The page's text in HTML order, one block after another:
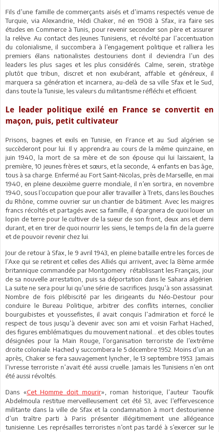
Fils d’une famille de commerçants aisés et d’imams respectés venue de
Turquie, via Alexandrie, Hédi Chaker, né en 1908 à Sfax, ira faire ses
études en Commerce à Tunis, pour revenir seconder son père et assurer
la relève. Au contact des Jeunes Tunisiens, et révolté par l’accentuation
du colonialisme, il succombera à l’engagement politique et ralliera les
premiers élans nationalistes destouriens dont il deviendra l’un des
leaders les plus sages et les plus considérés. Calme, serein, stratège
plutôt que tribun, discret et non exubérant, affable et généreux, il
marquera sa génération et incarnera, au-delà de sa ville Sfax et le Sud,
dans toute la Tunisie, les valeurs du militantisme réfléchi et efficient.
Le leader politique exilé en France se convertit en
maçon, puis, petit cultivateur
Prisons, bagnes et exils en Tunisie, en France et au Sud algérien se
succèderont pour lui. Il y apprendra au cours de la même quinzaine, en
juin 1940, la mort de sa mère et de son épouse qui lui laissaient, la
première, 10 jeunes frères et sœurs, et la seconde, 4 enfants en bas âge,
tous à sa charge. Enfermé au Fort Saint-Nicolas, près de Marseille, en mai
1940, en pleine deuxième guerre mondiale, il n’en sortira, en novembre
1940, sous l’occupation que pour aller travailler à Trets, dans les Bouches
du Rhône, comme ouvrier sur un chantier de bâtiment. Avec les maigres
francs récoltés et partagés avec sa famille, il épargnera de quoi louer un
lopin de terre pour le cultiver de la sueur de son front, deux ans et demi
durant, et en tirer de quoi nourrir les siens, le temps de la fin de la guerre
et de pouvoir revenir chez lui.
Jour de retour à Sfax, le 9 avril 1943, en pleine bataille entre les forces de
l’Axe qui se retirent et celles des Alliés qui arrivent, avec la 8ème armée
britannique commandée par Montgomery rétablissant les Français, jour
de sa nouvelle arrestation, puis sa déportation dans le Sahara algérien.
La suite ne sera pour lui qu’une série de sacrifices. Jusqu’à son assassinat.
Nombre de fois plébiscité par les dirigeants du Néo-Destour pour
conduire le Bureau Politique, arbitrer des conflits internes, concilier
bourguibistes et youssefistes, il avait conquis l’admiration et forcé le
respect de tous jusqu’à devenir avec son ami et voisin Farhat Hached,
des figures emblématiques du mouvement national… et des cibles toutes
désignées pour la Main Rouge, l’organisation terroriste de l’extrême
droite coloniale. Hached y succombera le 5 décembre 1952. Moins d’un an
après, Chaker se fera sauvagement lyncher, le 13 septembre 1953. Jamais
l’ivresse terroriste n’avait été aussi cruelle. Jamais les Tunisiens n’en ont
été aussi révoltés.
Dans «Cet Homme doit mourir», roman historique, l’auteur Taoufik
Abdelmoula restitue merveilleusement cet été 53, avec l’effervescence
militante dans la ville de Sfax et la condamnation à mort destourienne
d’un traître parti à Paris présenter illégitimement une allégeance
tunisienne. Les représailles terroristes n’ont pas tardé à s’exercer sur le